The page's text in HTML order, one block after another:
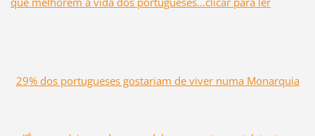
29% dos portugueses gostariam de viver numa Monarquia